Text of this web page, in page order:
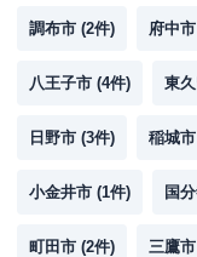
調布市 (2件) 府中市
八王子市 (4件) 東
日野市 (3件) 稲城市
小金井市 (1件) 国
町田市 (2件) 三鷹市